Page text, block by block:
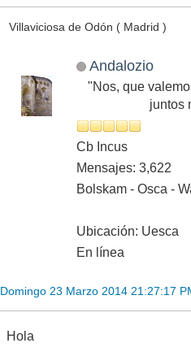
Villaviciosa de Odón ( Madrid )
Andalozio
"Nos, que
juntos
Cb Incus
Mensajes: 3,622
Bolskam - Osca -
Ubicación: Uesca
En línea
Domingo 23 Marzo 2014 21:27:17
Hola